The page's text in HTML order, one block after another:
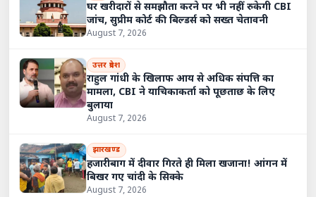
घर खरीदारों से समझौता करने पर भी नहीं रुकेगी CBI
जांच, सुप्रीम कोर्ट की बिल्डर्स को सख्त चेतावनी
August 7, 2026
उत्तर प्रदेश
राहुल गांधी के खिलाफ आय से अधिक संपत्ति का
मामला, CBI ने याचिकाकर्ता को पूछताछ के लिए
बुलाया
August 7, 2026
झारखण्ड
हजारीबाग में दीवार गिरते ही मिला खजाना! आंगन में
बिखर गए चांदी के सिक्के
August 7, 2026